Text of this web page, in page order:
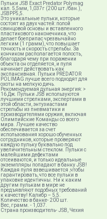
Пульки JSB Exact Predator Polymag
кал. 5,5мм, 1,037г (200 шт./бан.),
JSBPP5,5.
Это уникальные пульки, которые
состоят из двух частей: полой
свинцовой основы и вставленного
пластикового наконечника, что
делает боеприпас чрезвычайно
легким (1 грамм), что повышает
точность и скорость стрельбы. За
кончиком располагается полость,
благодаря чему при поражении
объекта он отделяется, и пуля
начинает действовать как
экспансивная. Пульки PREDATOR
POLIMAG лучше всего подходят для
охоты на мелкую дичь.
Рекомендуемая дульная энергия: >
16 Дж. Пульки JSB используются
лучшими стрелками, экспертами в
этой области, энтузиастами
стрельбы из пневматики и
производителями оружия, включая
Олимпийские Команды со всего
мира. Лучшее качество
обеспечивается за счет
использования хорошо обученных
сотрудников, которые проверяют
каждую пульку буквально под
увеличительным стеклом. Пульки с
малейшими дефектами
отсеиваются, и только идеальные
экземпляры попадают в банку JSB!
Каждая пуля взвешивается ,чтобы
гарантировать, что все пульки в
упаковке идентичны. Ни к каким
другим пулькам в мире не
предъявляют подобных требований
к качеству! Калибр – 5,5.
Количество в банке- 200 шт.
Вес, грамм. - 1,037.
Страна производитель- JSB, Чехия